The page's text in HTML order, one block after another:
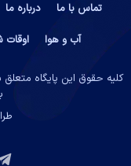
تماس با ما درباره ما
آب و هوا
اوقات
کلیه حقوق این پایگاه متعلق